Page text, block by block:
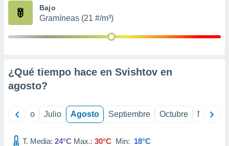
publicidad
Bajo
Gramíneas (21 #/m³)
¿Qué tiempo hace en Svishtov en
agosto?
Junio Julio Agosto Septiembre Octubre
T. Media: 24°C Max.: 30°C Min: 18°C